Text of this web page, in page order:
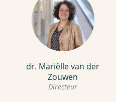
bekijk profiel
prof.dr. Christos
Makropoulos PhD MEng
dr. Mariëlle van der
Zouwen
Directeur